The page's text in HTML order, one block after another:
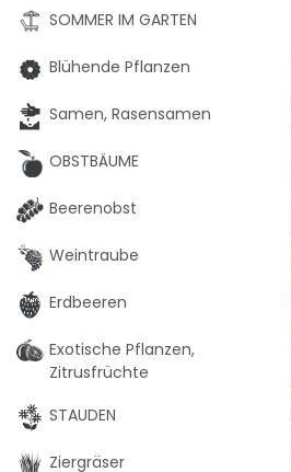
SOMMER IM GARTEN
Blühende Pflanzen
Samen, Rasensamen
OBSTBÄUME
Beerenobst
Weintraube
Erdbeeren
Exotische Pflanzen,
Zitrusfrüchte
STAUDEN
Ziergräser